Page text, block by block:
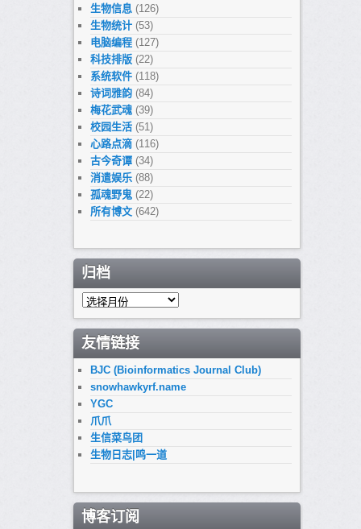
生物信息 (126)
生物统计(53)
电脑编程(127)
科技排版(22)
系统软件(118)
诗词雅韵(84)
梅花武魂(39)
校园生活(51)
心路点滴(116)
古今奇谭(34)
消遣娱乐(88)
孤魂野鬼 (22)
所有博文(642)
归档
归
友情链接
BJC (Bioinformatics Journal Club)
snowhawkyrf.name
YGC
爪爪
生信菜鸟团
生物日志|鸣一道
博客订阅